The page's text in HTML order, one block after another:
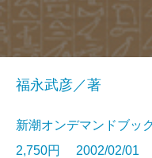
福永武彦／著
新潮オンデマンドブ
2,750円 2002/02/01